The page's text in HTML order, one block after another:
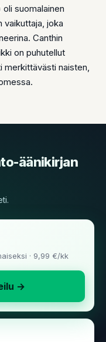
oli suomalainen
vaikuttaja, joka
Canthin
on puhutellut
merkittävästi naisten,
äänikirjan
· 9,99 €/kk
→